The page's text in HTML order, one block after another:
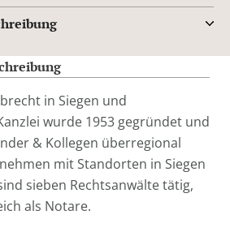
in Siegen und
wurde 1953 gegründet und
& Kollegen überregional
mit Standorten in Siegen
sieben Rechtsanwälte tätig,
als Notare.